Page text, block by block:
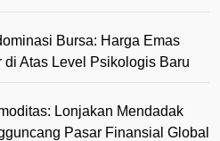
Bursa: Harga Emas
Atas Level Psikologis Baru
Lonjakan Mendadak
Pasar Finansial Global